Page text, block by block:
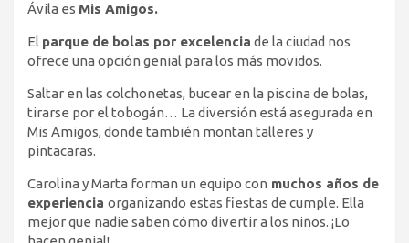
Ávila es Mis Amigos.
El parque de bolas por excelencia de la ciudad nos
ofrece una opción genial para los más movidos.
Saltar en las colchonetas, bucear en la piscina de bolas,
tirarse por el tobogán… La diversión está asegurada en
Mis Amigos, donde también montan talleres y
pintacaras.
Carolina y Marta forman un equipo con muchos años de
experiencia organizando estas fiestas de cumple. Ella
mejor que nadie saben cómo divertir a los niños. ¡Lo